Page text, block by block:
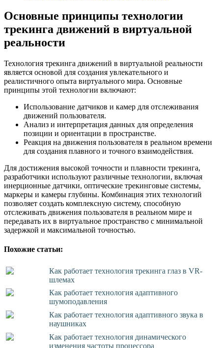
Основные принципы технологии
трекинга движений в виртуальной
реальности
Технология трекинга движений в виртуальной реальности
является основой для создания увлекательного и
реалистичного опыта виртуального мира. Основные
принципы этой технологии включают:
Использование датчиков и камер для отслеживания
движений пользователя.
Анализ и интерпретация данных для определения
позиции и ориентации в пространстве.
Реакция на движения пользователя в реальном времени
для создания плавного и точного взаимодействия.
Для достижения высокой точности и плавности трекинга,
разработчики используют различные технологии, включая
инерционные датчики, оптические трекинговые системы,
маркеры и камеры глубины. Комбинация этих технологий
позволяет создать комплексную систему, способную
отслеживать движения пользователя в реальном мире и
передавать их в виртуальное пространство с минимальной
задержкой и максимальной точностью.
Похожие статьи:
Как работает технология трекинга глаз в VR-
шлемах
Как работает технология адаптивного
шумоподавления
Как работает технология адаптивного звука в
наушниках
Как работает технология динамического
изменения частоты процессора